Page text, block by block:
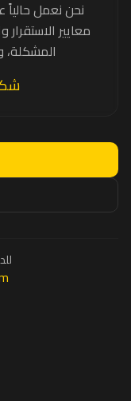
نحن نعمل
معايير
المشكلة،